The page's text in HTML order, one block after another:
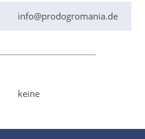
info@prodogromania.de
keine